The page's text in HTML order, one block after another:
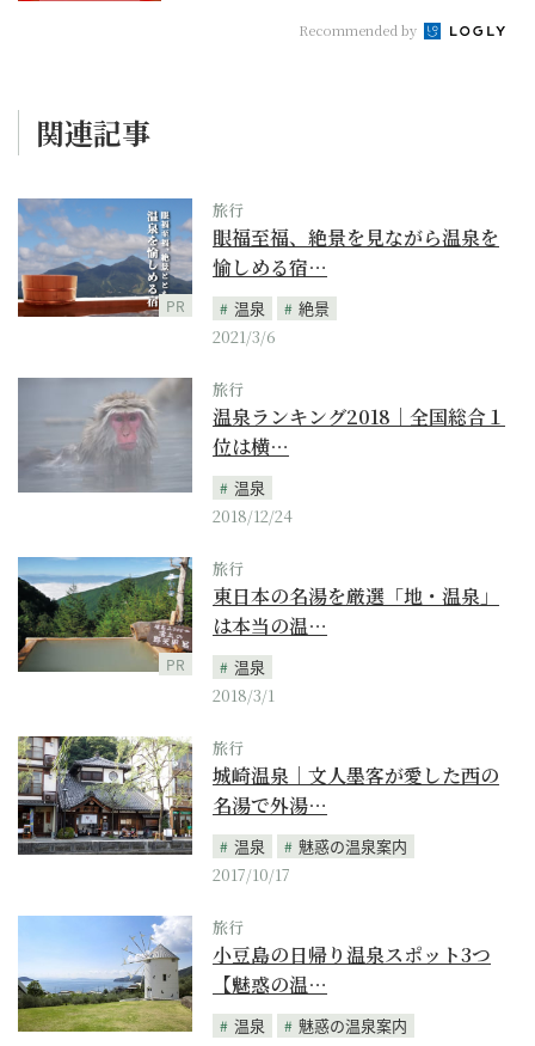
Recommended by
関連記事
PR
旅行
眼福至福、絶景を見ながら温泉を
愉しめる宿…
温泉
絶景
2021/3/6
旅行
温泉ランキング2018｜全国総合１
位は横…
温泉
2018/12/24
PR
旅行
東日本の名湯を厳選「地・温泉」
は本当の温…
温泉
2018/3/1
旅行
城崎温泉｜文人墨客が愛した西の
名湯で外湯…
温泉
魅惑の温泉案内
2017/10/17
旅行
小豆島の日帰り温泉スポット3つ
【魅惑の温…
温泉
魅惑の温泉案内